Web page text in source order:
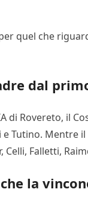
quel che
dal
di Rovereto, il
Tutino. Mentre
Celli, Falletti,
la